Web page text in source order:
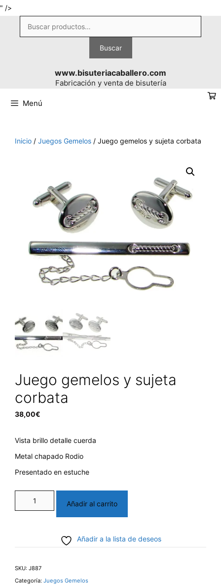
" />
contenido
Buscar
por:
Buscar
www.bisuteriacaballero.com
Fabricación y venta de bisutería
Menú
Inicio / Juegos Gemelos / Juego gemelos y sujeta corbata
Juego gemelos y sujeta
corbata
38,00€
Vista brillo detalle cuerda
Metal chapado Rodio
Presentado en estuche
Juego
gemelos
sujeta
cantidad
Añadir al carrito
Añadir a la lista de deseos
SKU: J887
Categoría: Juegos Gemelos